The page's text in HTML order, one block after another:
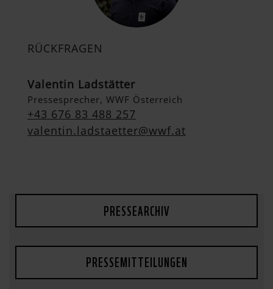
RÜCKFRAGEN
Valentin Ladstätter
Pressesprecher, WWF Österreich
+43 676 83 488 257
valentin.ladstaetter@wwf.at
PRESSEARCHIV
PRESSEMITTEILUNGEN